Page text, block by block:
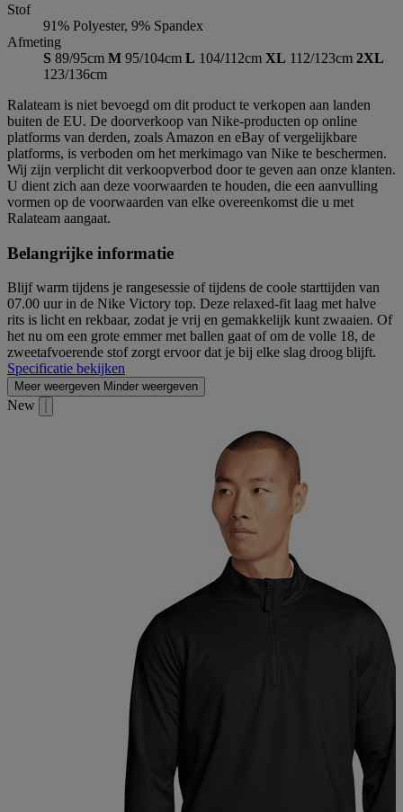
Stof
91% Polyester, 9% Spandex
Afmeting
S 89/95cm M 95/104cm L 104/112cm XL 112/123cm 2XL
123/136cm
Ralateam is niet bevoegd om dit product te verkopen aan landen
buiten de EU. De doorverkoop van Nike-producten op online
platforms van derden, zoals Amazon en eBay of vergelijkbare
platforms, is verboden om het merkimago van Nike te beschermen.
Wij zijn verplicht dit verkoopverbod door te geven aan onze klanten.
U dient zich aan deze voorwaarden te houden, die een aanvulling
vormen op de voorwaarden van elke overeenkomst die u met
Ralateam aangaat.
Belangrijke informatie
Blijf warm tijdens je rangesessie of tijdens de coole starttijden van
07.00 uur in de Nike Victory top. Deze relaxed-fit laag met halve
rits is licht en rekbaar, zodat je vrij en gemakkelijk kunt zwaaien. Of
het nu om een grote emmer met ballen gaat of om de volle 18, de
zweetafvoerende stof zorgt ervoor dat je bij elke slag droog blijft.
Specificatie bekijken
Meer weergeven Minder weergeven
New